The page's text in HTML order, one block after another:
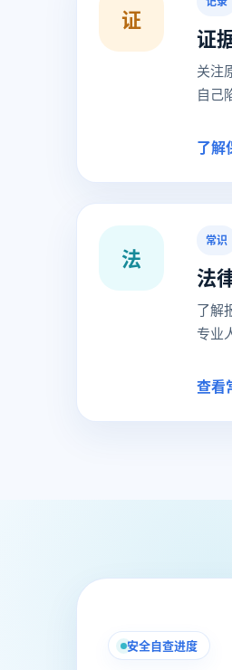
证
证
关注
自己
了解
法
常识
法
了解
专业
查看
安全自查进度